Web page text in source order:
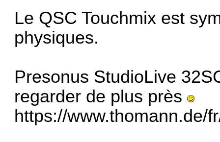
Le QSC Touchmix est
physiques.
Presonus StudioLive
regarder de plus près
https://www.thomann.de/